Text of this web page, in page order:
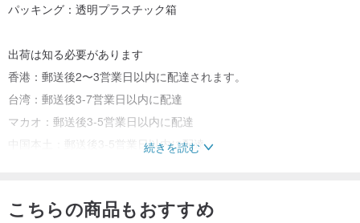
パッキング：透明プラスチック箱
出荷は知る必要があります
香港：郵送後2〜3営業日以内に配達されます。
台湾：郵送後3-7営業日以内に配達
マカオ：郵送後3-5営業日以内に配達
中国本土：郵送後3-5営業日以内に配達
続きを読む
こちらの商品もおすすめ